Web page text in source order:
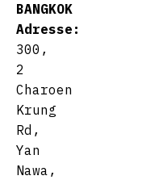
BANGKOK
Adresse:
300,
2
Charoen
Krung
Rd,
Yan
Nawa,